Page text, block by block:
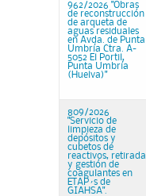
962/2026 "Obras
de reconstrucción
de arqueta de
aguas residuales
en Avda. de Punta
Umbría Ctra. A-
5052 El Portil,
Punta Umbría
(Huelva)"
809/2026
"Servicio de
limpieza de
depósitos y
cubetos de
reactivos, retirada
y gestión de
coagulantes en
ETAP´s de
GIAHSA".